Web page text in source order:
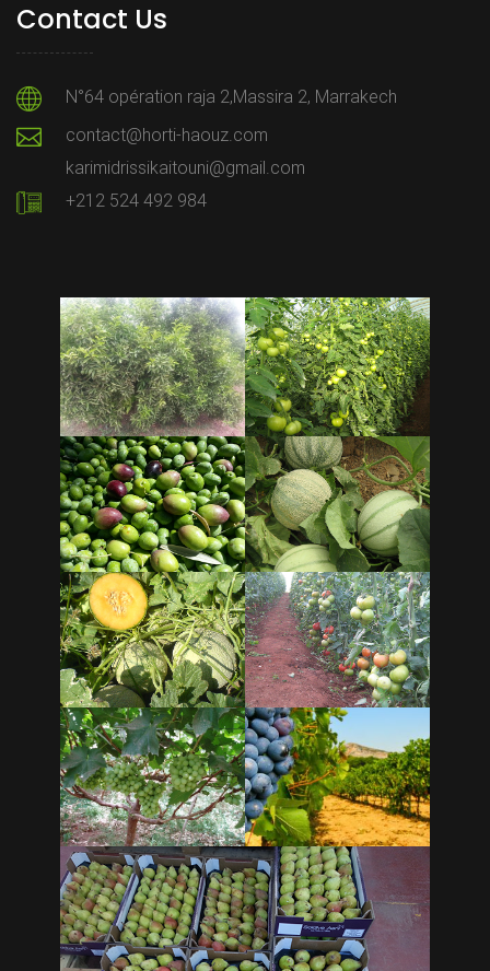
Contact Us
N°64 opération raja 2,Massira 2, Marrakech
contact@horti-haouz.com
karimidrissikaitouni@gmail.com
+212 524 492 984